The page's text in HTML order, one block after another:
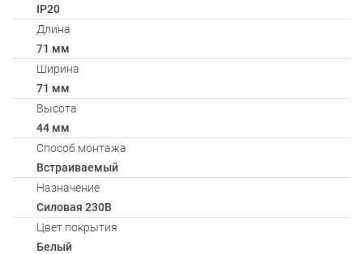
IP20
Длина
71 мм
Ширина
71 мм
Высота
44 мм
Способ монтажа
Встраиваемый
Назначение
Силовая 230В
Цвет покрытия
Белый